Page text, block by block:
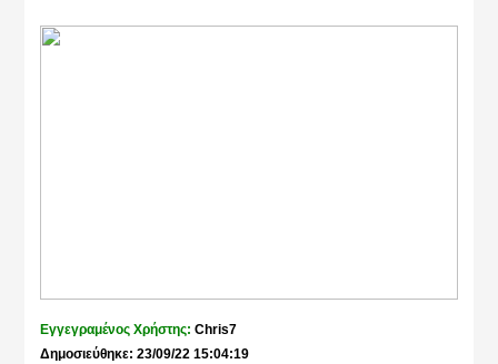
Εγγεγραμένος Χρήστης:Chris7
Δημοσιεύθηκε: 23/09/22 15:04:19